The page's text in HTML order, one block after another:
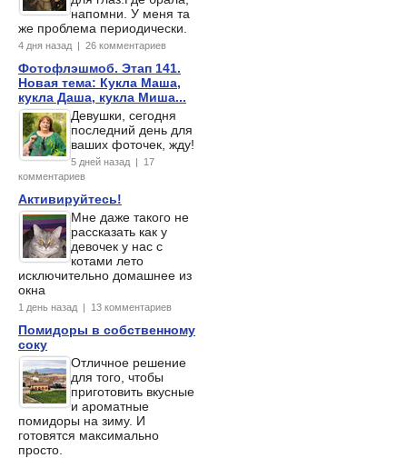
напомни. У меня та
же проблема периодически.
4 дня назад | 26 комментариев
Фотофлэшмоб. Этап 141.
Новая тема: Кукла Маша,
кукла Даша, кукла Миша...
Девушки, сегодня
последний день для
ваших фоточек, жду!
5 дней назад | 17
комментариев
Активируйтесь!
Мне даже такого не
рассказать как у
девочек у нас с
котами лето
исключительно домашнее из
окна
1 день назад | 13 комментариев
Помидоры в собственному
соку
Отличное решение
для того, чтобы
приготовить вкусные
и ароматные
помидоры на зиму. И
готовятся максимально
просто.